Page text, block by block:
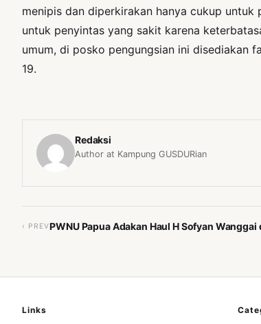
menipis dan diperkirakan hanya cukup untuk
untuk penyintas yang sakit karena
umum, di posko pengungsian ini disediakan
19.
Redaksi
Author at Kampung GUSDURian
‹ PREVPWNU Papua Adakan Haul H Sofyan
Links